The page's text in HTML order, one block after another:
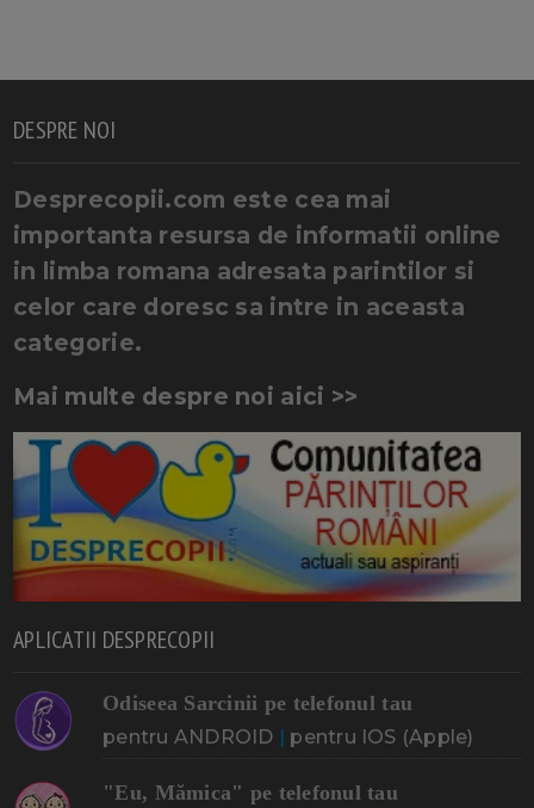
DESPRE NOI
Desprecopii.com este cea mai
importanta resursa de informatii online
in limba romana adresata parintilor si
celor care doresc sa intre in aceasta
categorie.
Mai multe despre noi aici >>
APLICATII DESPRECOPII
Odiseea Sarcinii pe telefonul tau
pentru ANDROID | pentru IOS (Apple)
"Eu, Mămica" pe telefonul tau